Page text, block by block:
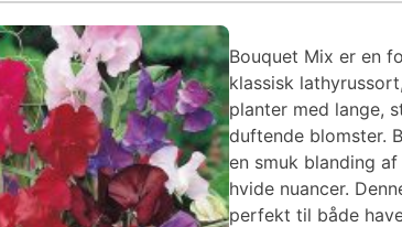
Bouquet Mix er en
klassisk
planter med lange,
duftende blomster.
en smuk blanding
hvide nuancer.
perfekt til både